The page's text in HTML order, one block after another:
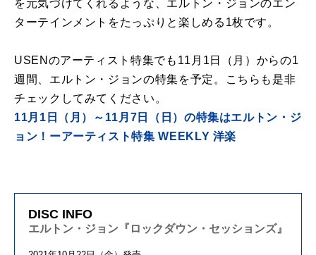
を元気づけてくれるような、エルトン・ジョンのエン
ターテインメントをたっぷりと楽しめる1枚です。
USENのアーティスト特集でも11月1日（月）からの1
週間、エルトン・ジョンの特集を予定。こちらも是非
チェックしてみてください。
11月1日（月）～11月7日（日）の特集はエルトン・ジ
ョン！ーアーティスト特集 WEEKLY 洋楽
DISC INFO
エルトン・ジョン『ロックダウン・セッションズ』